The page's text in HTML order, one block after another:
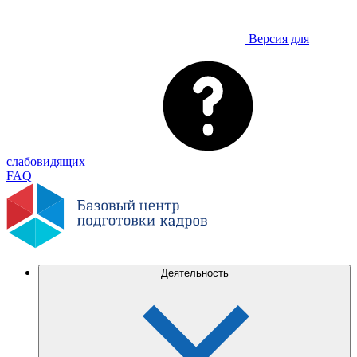
Версия для
слабовидящих
FAQ
Деятельность